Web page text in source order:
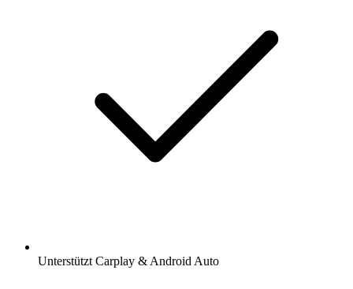
Unterstützt Carplay & Android Auto